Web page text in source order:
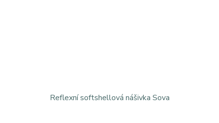
Reflexní softshellová nášivka Sova